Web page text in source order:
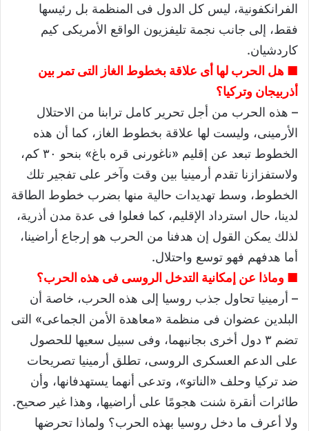
الفرانكفونية، ليس كل الدول فى المنظمة بل رئيسها
فقط، إلى جانب نجمة تليفزيون الواقع الأمريكى كيم
كاردشيان.
■ هل الحرب لها أى علاقة بخطوط الغاز التى تمر بين
أذربيجان وتركيا؟
– هذه الحرب من أجل تحرير كامل ترابنا من الاحتلال
الأرمينى، وليست لها علاقة بخطوط الغاز، كما أن هذه
الخطوط تبعد عن إقليم «ناغورنى قره باغ» بنحو ٣٠ كم،
ولاستفزازنا تقدم أرمينيا بين وقت وآخر على تفجير تلك
الخطوط، وسط تهديدات حالية منها بضرب خطوط الطاقة
لدينا، حال استرداد الإقليم، كما فعلوا فى عدة مدن أذرية،
لذلك يمكن القول إن هدفنا من الحرب هو إرجاع أراضينا،
أما هدفهم فهو توسع واحتلال.
■ وماذا عن إمكانية التدخل الروسى فى هذه الحرب؟
– أرمينيا تحاول جذب روسيا إلى هذه الحرب، خاصة أن
البلدين عضوان فى منظمة «معاهدة الأمن الجماعى» التى
تضم ٣ دول أخرى بجانبهما، وفى سبيل سعيها للحصول
على الدعم العسكرى الروسى، تطلق أرمينيا تصريحات
ضد تركيا وحلف «الناتو»، وتدعى أنهما يستهدفانها، وأن
طائرات أنقرة شنت هجومًا على أراضيها، وهذا غير صحيح.
ولا أعرف ما دخل روسيا بهذه الحرب؟ ولماذا تحرضها